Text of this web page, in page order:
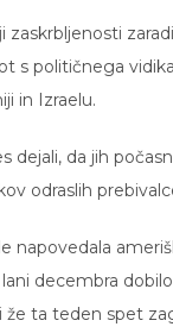
zaskrbljenosti
s političnega
in Izraelu.
dejali, da jih
odraslih
napovedala
decembra
že ta teden spet